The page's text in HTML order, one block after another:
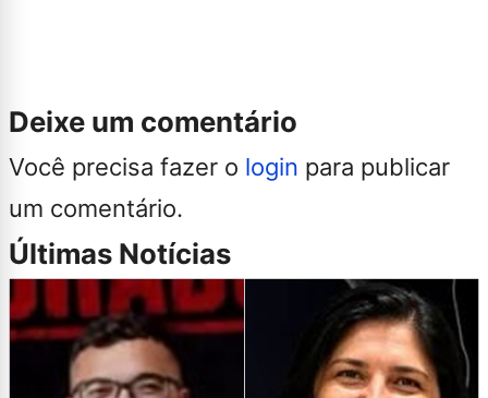
Deixe um comentário
Você precisa fazer o login para publicar
um comentário.
Últimas Notícias